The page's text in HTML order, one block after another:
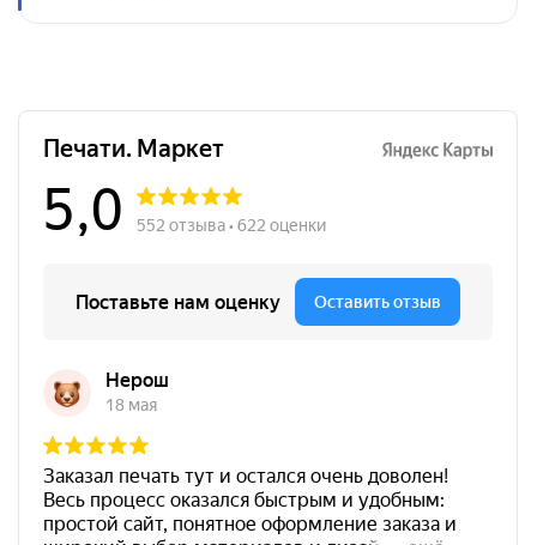
Заказать
Печать ИП № Р68
Краска на водной основе
Shiny S-64 ФИОЛЕТОВАЯ
300
700